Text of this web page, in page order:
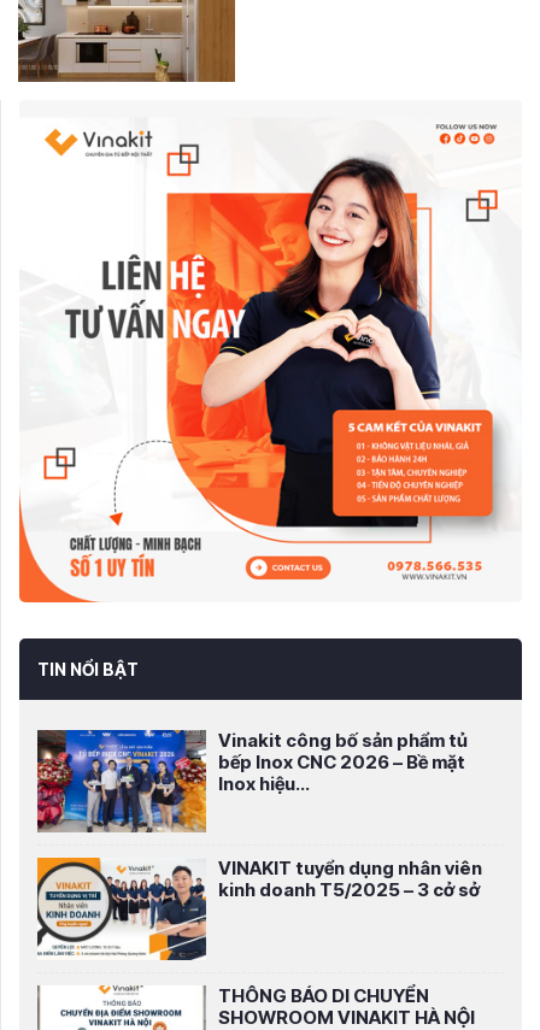
TIN NỔI BẬT
Vinakit công bố sản phẩm tủ
bếp Inox CNC 2026 – Bề mặt
Inox hiệu...
VINAKIT tuyển dụng nhân viên
kinh doanh T5/2025 – 3 cở sở
THÔNG BÁO DI CHUYỂN
SHOWROOM VINAKIT HÀ NỘI